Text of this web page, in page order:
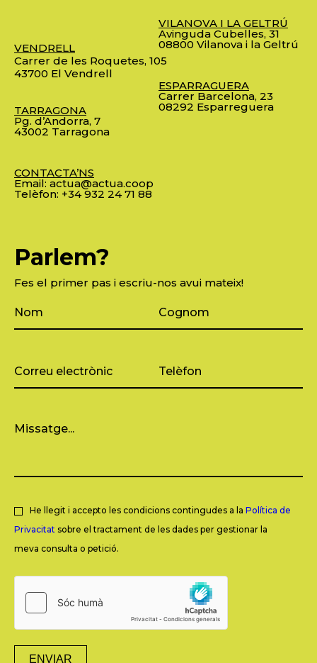
VENDRELL
Carrer de les Roquetes, 105
43700 El Vendrell
TARRAGONA
Pg. d’Andorra, 7
43002 Tarragona
CONTACTA’NS
Email: actua@actua.coop
Telèfon: +34 932 24 71 88
VILANOVA I LA GELTRÚ
Avinguda Cubelles, 31
08800 Vilanova i la Geltrú
ESPARRAGUERA
Carrer Barcelona, 23
08292 Esparreguera
Parlem?
Fes el primer pas i escriu-nos avui mateix!
He llegit i accepto les condicions contingudes a la Política de
Privacitat sobre el tractament de les dades per gestionar la
meva consulta o petició.
ENVIAR